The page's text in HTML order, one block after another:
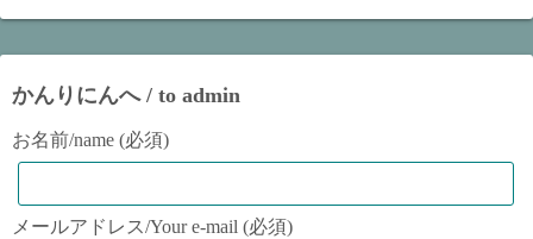
かんりにんへ / to admin
お名前/name (必須)
メールアドレス/Your e-mail (必須)